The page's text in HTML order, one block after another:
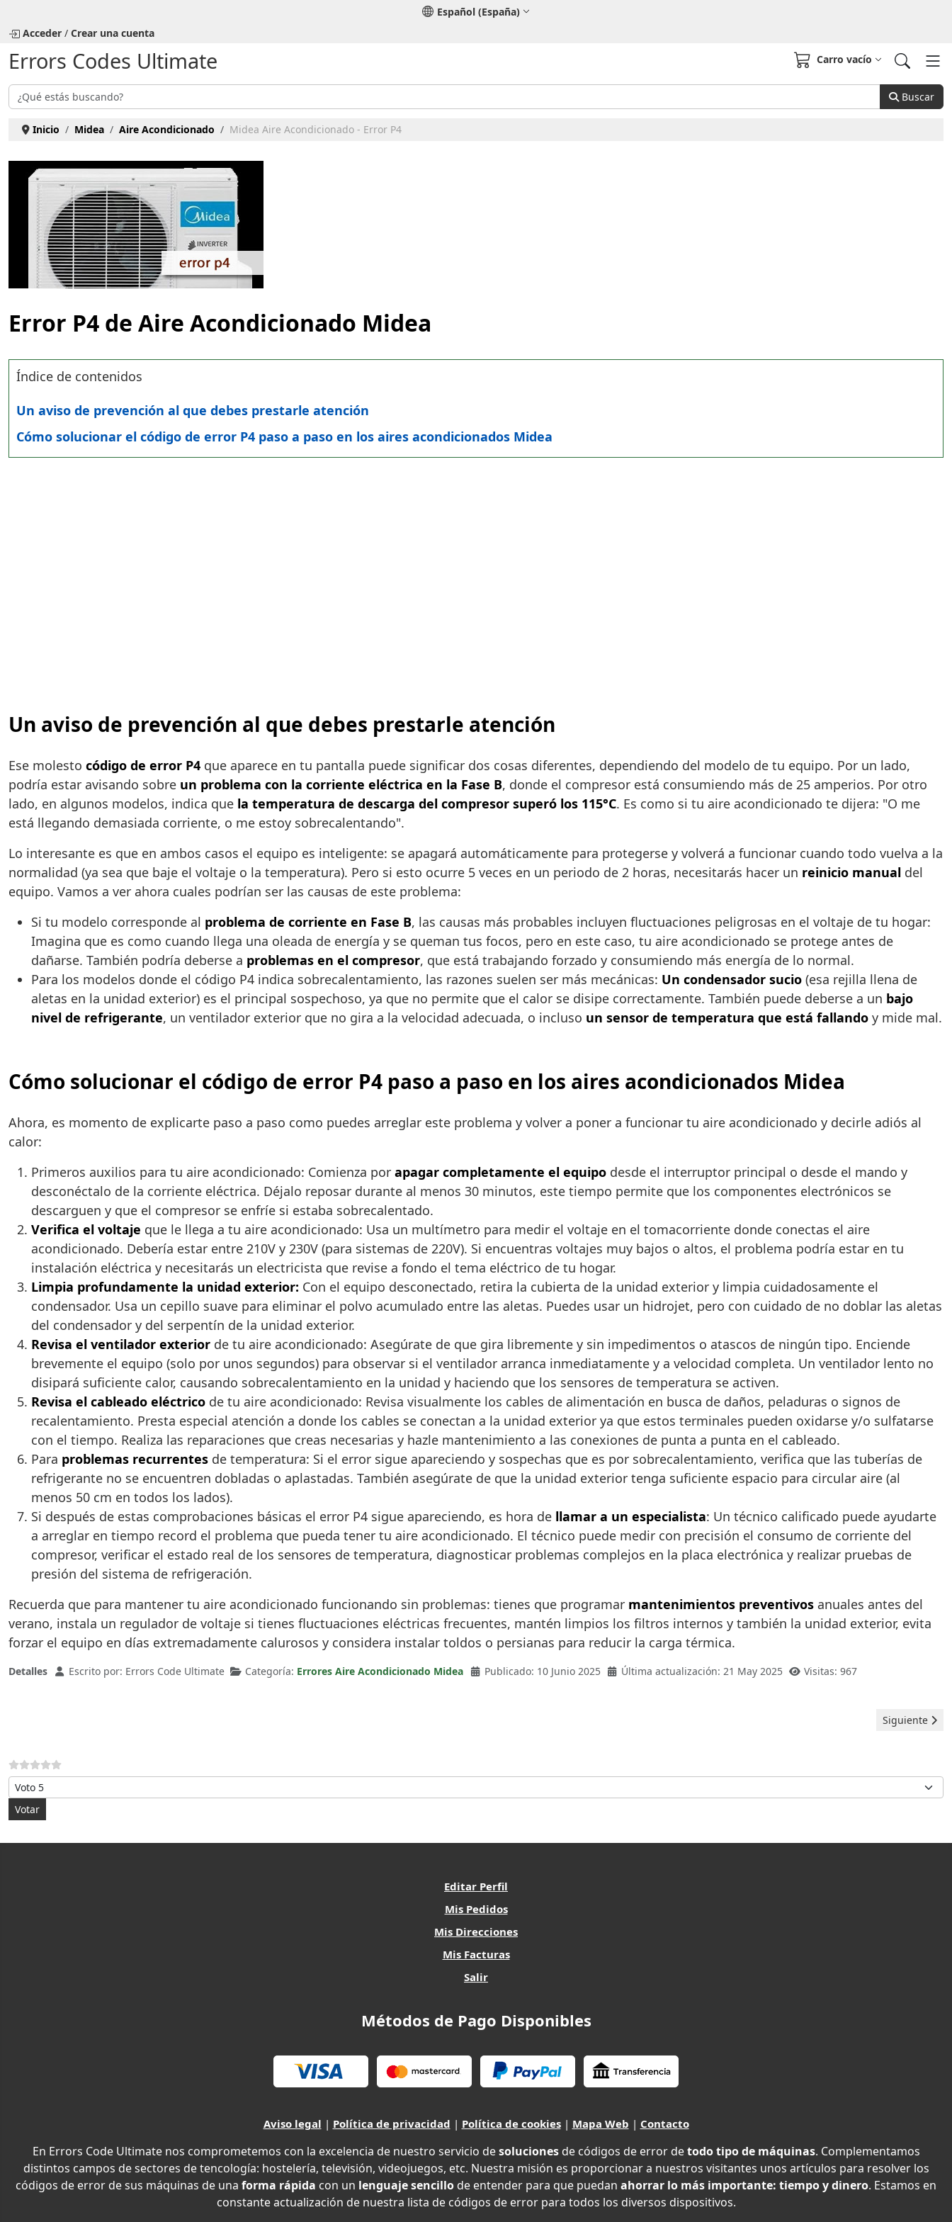
Español (España)
Acceder / Crear una cuenta
Errors Codes Ultimate
Buscar Buscar
Carro vacío
Inicio Midea Aire Acondicionado Midea Aire Acondicionado - Error P4
Error P4 de Aire Acondicionado Midea
Índice de contenidos
Un aviso de prevención al que debes prestarle atención
Cómo solucionar el código de error P4 paso a paso en los aires acondicionados Midea
Un aviso de prevención al que debes prestarle atención
Ese molesto código de error P4 que aparece en tu pantalla puede significar dos cosas diferentes, dependiendo del modelo de tu equipo. Por un lado,
podría estar avisando sobre un problema con la corriente eléctrica en la Fase B, donde el compresor está consumiendo más de 25 amperios. Por otro
lado, en algunos modelos, indica que la temperatura de descarga del compresor superó los 115°C. Es como si tu aire acondicionado te dijera: "O me
está llegando demasiada corriente, o me estoy sobrecalentando".
Lo interesante es que en ambos casos el equipo es inteligente: se apagará automáticamente para protegerse y volverá a funcionar cuando todo vuelva a la
normalidad (ya sea que baje el voltaje o la temperatura). Pero si esto ocurre 5 veces en un periodo de 2 horas, necesitarás hacer un reinicio manual del
equipo. Vamos a ver ahora cuales podrían ser las causas de este problema:
Si tu modelo corresponde al problema de corriente en Fase B, las causas más probables incluyen fluctuaciones peligrosas en el voltaje de tu hogar:
Imagina que es como cuando llega una oleada de energía y se queman tus focos, pero en este caso, tu aire acondicionado se protege antes de
dañarse. También podría deberse a problemas en el compresor, que está trabajando forzado y consumiendo más energía de lo normal.
Para los modelos donde el código P4 indica sobrecalentamiento, las razones suelen ser más mecánicas: Un condensador sucio (esa rejilla llena de
aletas en la unidad exterior) es el principal sospechoso, ya que no permite que el calor se disipe correctamente. También puede deberse a un bajo
nivel de refrigerante, un ventilador exterior que no gira a la velocidad adecuada, o incluso un sensor de temperatura que está fallando y mide mal.
Cómo solucionar el código de error P4 paso a paso en los aires acondicionados Midea
Ahora, es momento de explicarte paso a paso como puedes arreglar este problema y volver a poner a funcionar tu aire acondicionado y decirle adiós al
calor:
Primeros auxilios para tu aire acondicionado: Comienza por apagar completamente el equipo desde el interruptor principal o desde el mando y
desconéctalo de la corriente eléctrica. Déjalo reposar durante al menos 30 minutos, este tiempo permite que los componentes electrónicos se
descarguen y que el compresor se enfríe si estaba sobrecalentado.
Verifica el voltaje que le llega a tu aire acondicionado: Usa un multímetro para medir el voltaje en el tomacorriente donde conectas el aire
acondicionado. Debería estar entre 210V y 230V (para sistemas de 220V). Si encuentras voltajes muy bajos o altos, el problema podría estar en tu
instalación eléctrica y necesitarás un electricista que revise a fondo el tema eléctrico de tu hogar.
Limpia profundamente la unidad exterior: Con el equipo desconectado, retira la cubierta de la unidad exterior y limpia cuidadosamente el
condensador. Usa un cepillo suave para eliminar el polvo acumulado entre las aletas. Puedes usar un hidrojet, pero con cuidado de no doblar las aletas
del condensador y del serpentín de la unidad exterior.
Revisa el ventilador exterior de tu aire acondicionado: Asegúrate de que gira libremente y sin impedimentos o atascos de ningún tipo. Enciende
brevemente el equipo (solo por unos segundos) para observar si el ventilador arranca inmediatamente y a velocidad completa. Un ventilador lento no
disipará suficiente calor, causando sobrecalentamiento en la unidad y haciendo que los sensores de temperatura se activen.
Revisa el cableado eléctrico de tu aire acondicionado: Revisa visualmente los cables de alimentación en busca de daños, peladuras o signos de
recalentamiento. Presta especial atención a donde los cables se conectan a la unidad exterior ya que estos terminales pueden oxidarse y/o sulfatarse
con el tiempo. Realiza las reparaciones que creas necesarias y hazle mantenimiento a las conexiones de punta a punta en el cableado.
Para problemas recurrentes de temperatura: Si el error sigue apareciendo y sospechas que es por sobrecalentamiento, verifica que las tuberías de
refrigerante no se encuentren dobladas o aplastadas. También asegúrate de que la unidad exterior tenga suficiente espacio para circular aire (al
menos 50 cm en todos los lados).
Si después de estas comprobaciones básicas el error P4 sigue apareciendo, es hora de llamar a un especialista: Un técnico calificado puede ayudarte
a arreglar en tiempo record el problema que pueda tener tu aire acondicionado. El técnico puede medir con precisión el consumo de corriente del
compresor, verificar el estado real de los sensores de temperatura, diagnosticar problemas complejos en la placa electrónica y realizar pruebas de
presión del sistema de refrigeración.
Recuerda que para mantener tu aire acondicionado funcionando sin problemas: tienes que programar mantenimientos preventivos anuales antes del
verano, instala un regulador de voltaje si tienes fluctuaciones eléctricas frecuentes, mantén limpios los filtros internos y también la unidad exterior, evita
forzar el equipo en días extremadamente calurosos y considera instalar toldos o persianas para reducir la carga térmica.
Detalles Escrito por: Errors Code Ultimate Categoría: Errores Aire Acondicionado Midea Publicado: 10 Junio 2025 Última actualización: 21 May 2025 Visitas: 967
Artículo
Siguiente
Por favor, vote
Editar Perfil
Mis Pedidos
Mis Direcciones
Mis Facturas
Salir
Métodos de Pago Disponibles
Aviso legal | Política de privacidad | Política de cookies| Mapa Web | Contacto
En Errors Code Ultimate nos comprometemos con la excelencia de nuestro servicio desoluciones de códigos de error detodo tipo de máquinas. Complementamos
distintos campos de sectores de tencología: hostelería, televisión, videojuegos, etc. Nuestra misión es proporcionar a nuestros visitantes unos artículos para resolver los
códigos de error de sus máquinas de una forma rápida con un lenguaje sencillo de entender para que puedan ahorrar lo más importante: tiempo y dinero. Estamos en
constante actualización de nuestra lista de códigos de error para todos los diversos dispositivos.